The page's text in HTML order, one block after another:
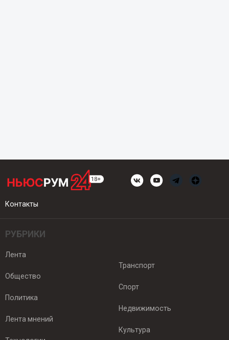
Контакты
РУБРИКИ
Лента
Общество
Политика
Лента мнений
Транспорт
Спорт
Недвижимость
Культура